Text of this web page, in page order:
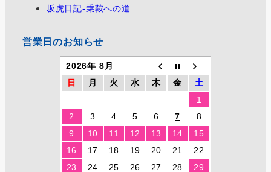
坂虎日記-乗鞍への道
営業日のお知らせ
2026年 8月
日
月 火 水 木 金
土
1
2
3 4 5 6 7
8
9
10 11 12 13 14
15
16
17 18 19 20 21
22
23
24 25 26 27 28
29